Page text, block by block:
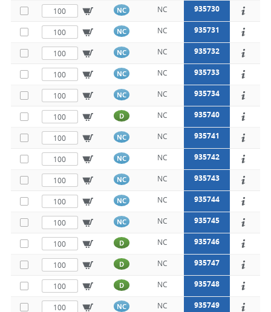
NC NC 935730
NC NC 935731
NC NC 935732
NC NC 935733
NC NC 935734
D NC 935740
NC NC 935741
NC NC 935742
NC NC 935743
NC NC 935744
NC NC 935745
D NC 935746
D NC 935747
D NC 935748
NC NC 935749